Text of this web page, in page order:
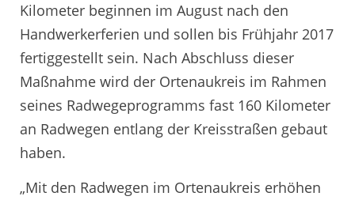
Kilometer beginnen im August nach den
Handwerkerferien und sollen bis Frühjahr 2017
fertiggestellt sein. Nach Abschluss dieser
Maßnahme wird der Ortenaukreis im Rahmen
seines Radwegeprogramms fast 160 Kilometer
an Radwegen entlang der Kreisstraßen gebaut
haben.
„Mit den Radwegen im Ortenaukreis erhöhen